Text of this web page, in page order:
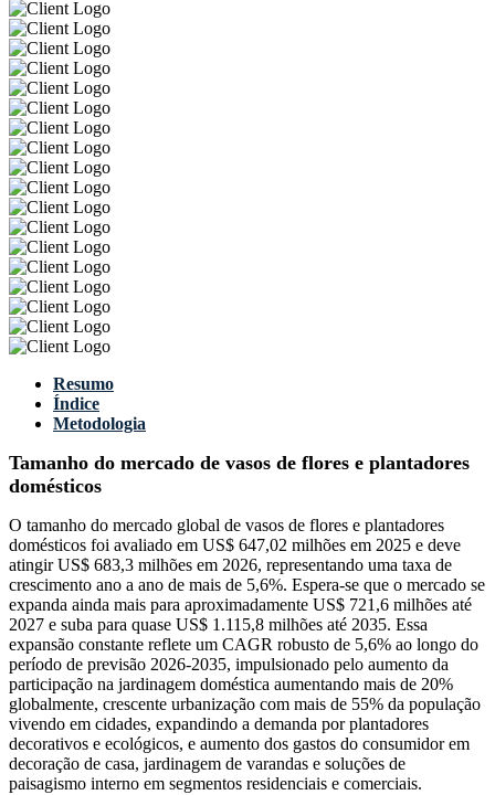
Resumo
Índice
Metodologia
Tamanho do mercado de vasos de flores e plantadores
domésticos
O tamanho do mercado global de vasos de flores e plantadores
domésticos foi avaliado em US$ 647,02 milhões em 2025 e deve
atingir US$ 683,3 milhões em 2026, representando uma taxa de
crescimento ano a ano de mais de 5,6%. Espera-se que o mercado se
expanda ainda mais para aproximadamente US$ 721,6 milhões até
2027 e suba para quase US$ 1.115,8 milhões até 2035. Essa
expansão constante reflete um CAGR robusto de 5,6% ao longo do
período de previsão 2026-2035, impulsionado pelo aumento da
participação na jardinagem doméstica aumentando mais de 20%
globalmente, crescente urbanização com mais de 55% da população
vivendo em cidades, expandindo a demanda por plantadores
decorativos e ecológicos, e aumento dos gastos do consumidor em
decoração de casa, jardinagem de varandas e soluções de
paisagismo interno em segmentos residenciais e comerciais.